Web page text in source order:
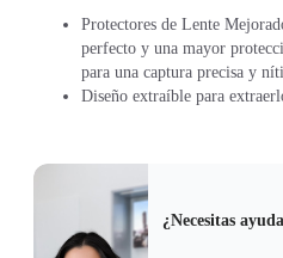
Protectores de Lente
perfecto y una mayor
para una captura precisa y
Diseño extraíble para
¿Necesitas